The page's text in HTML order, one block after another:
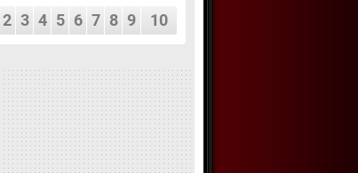
2 3 4 5 6 7 8 9 10